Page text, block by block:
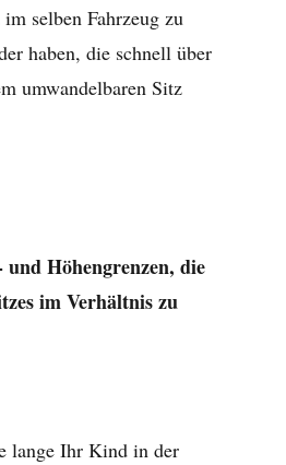
selben Fahrzeug zu
haben, die schnell über
umwandelbaren Sitz
Höhengrenzen, die
im Verhältnis zu
lange Ihr Kind in der